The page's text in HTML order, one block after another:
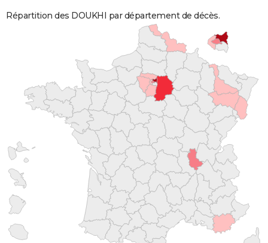
Répartition des DOUKHI par département de décès.